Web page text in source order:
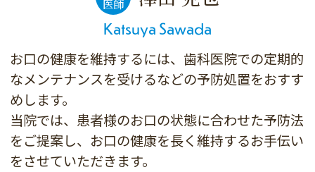
医師
Katsuya Sawada
お口の健康を維持するには、歯科医院での定期的
なメンテナンスを受けるなどの予防処置をおすす
めします。
当院では、患者様のお口の状態に合わせた予防法
をご提案し、お口の健康を長く維持するお手伝い
をさせていただきます。